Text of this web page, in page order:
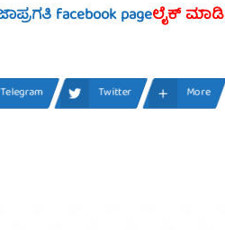
facebook pageಲೈಕ್ ಮಾಡಿ
Telegram Twitter More